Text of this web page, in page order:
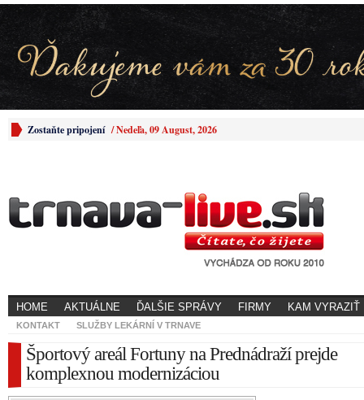
Zostaňte pripojení /Nedeľa, 09 August, 2026
HOME AKTUÁLNE ĎALŠIE SPRÁVY FIRMY KAM VYRAZIŤ
KONTAKT SLUŽBY LEKÁRNÍ V TRNAVE
Športový areál Fortuny na Prednádraží prejde
komplexnou modernizáciou